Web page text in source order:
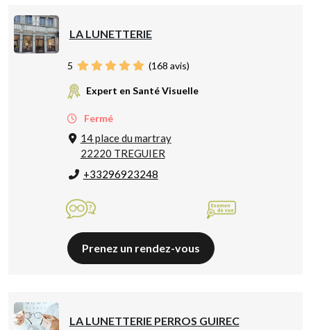
LA LUNETTERIE
5 (168 avis)
Expert en Santé Visuelle
Fermé
14 place du martray
22220 TREGUIER
+33296923248
Prenez un rendez-vous
LA LUNETTERIE PERROS GUIREC